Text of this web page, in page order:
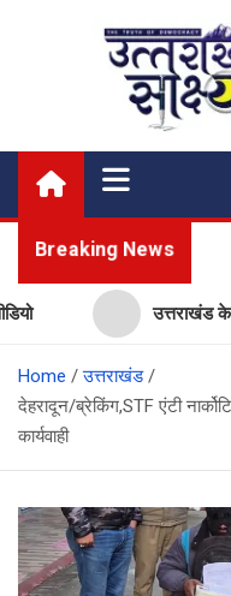
My News Portal
Breaking News
उत्तराखंड के
Home
उत्तराखंड
देहरादून/ब्रेकिंग,STF एंटी
कार्यवाही